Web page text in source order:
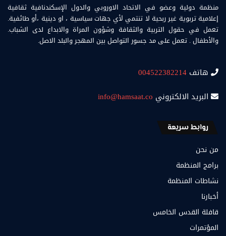
منظمة دولية وعضو في الاتحاد الاوروبي والدول الإسكندنافية ثقافية
إعلامية تربوية غير ربحية لا تنتمي لأي جهات سياسية ، او دينية ،أو طائفية.
تعمل في حقول التربية والثقافة وشؤون المراة والابداع لدى الشباب.
والأطفال . تعمل على مد جسور التواصل بين المهجر والبلد الاصل.
هاتف 004522382214
البريد الالكتروني info@hamsaat.co
روابط سريعة
من نحن
برامج المنظمة
نشاطات المنظمة
أخبارنا
قافلة القدس الخامس
المؤتمرات